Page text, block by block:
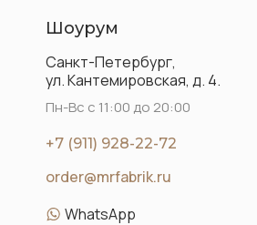
order@mrfabrik.ru
Санкт-Петербург,
ул. Кантемировская, д. 4.
Шоурум
+7 (911) 928-22-72
Пн-Вс с 11:00 до 20:00
WhatsApp